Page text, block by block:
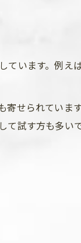
います。例え
せられていま
試す方も多い